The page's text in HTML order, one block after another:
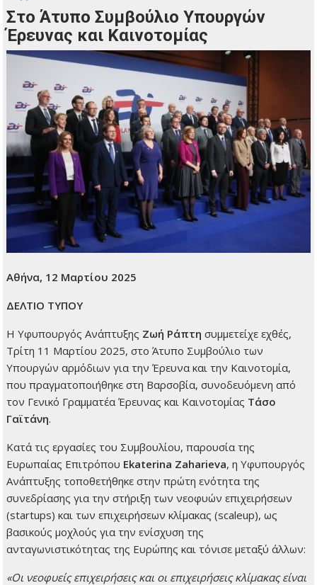
Στο Άτυπο Συμβούλιο Υπουργών
Έρευνας και Καινοτομίας
Αθήνα, 12 Μαρτίου 2025
ΔΕΛΤΙΟ ΤΥΠΟΥ
Η Υφυπουργός Ανάπτυξης Ζωή Ράπτη συμμετείχε εχθές,
Τρίτη 11 Μαρτίου 2025, στο Άτυπο Συμβούλιο των
Υπουργών αρμόδιων για την Έρευνα και την Καινοτομία,
που πραγματοποιήθηκε στη Βαρσοβία, συνοδευόμενη από
τον Γενικό Γραμματέα Έρευνας και Καινοτομίας Τάσο
Γαϊτάνη.
Κατά τις εργασίες του Συμβουλίου, παρουσία της
Ευρωπαίας Επιτρόπου Ekaterina Zaharieva, η Υφυπουργός
Ανάπτυξης τοποθετήθηκε στην πρώτη ενότητα της
συνεδρίασης για την στήριξη των νεοφυών επιχειρήσεων
(startups) και των επιχειρήσεων κλίμακας (scaleup), ως
βασικούς μοχλούς για την ενίσχυση της
ανταγωνιστικότητας της Ευρώπης και τόνισε μεταξύ άλλων:
«Οι νεοφυείς επιχειρήσεις και οι επιχειρήσεις κλίμακας είναι